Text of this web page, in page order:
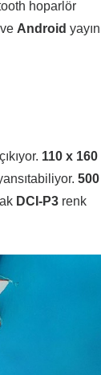
hoparlör
ve Android yayın
110 x 160
500
DCI-P3 renk